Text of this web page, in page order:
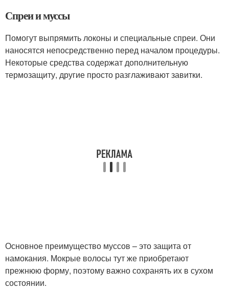
Спреи и муссы
Помогут выпрямить локоны и специальные спреи. Они
наносятся непосредственно перед началом процедуры.
Некоторые средства содержат дополнительную
термозащиту, другие просто разглаживают завитки.
Основное преимущество муссов – это защита от
намокания. Мокрые волосы тут же приобретают
прежнюю форму, поэтому важно сохранять их в сухом
состоянии.